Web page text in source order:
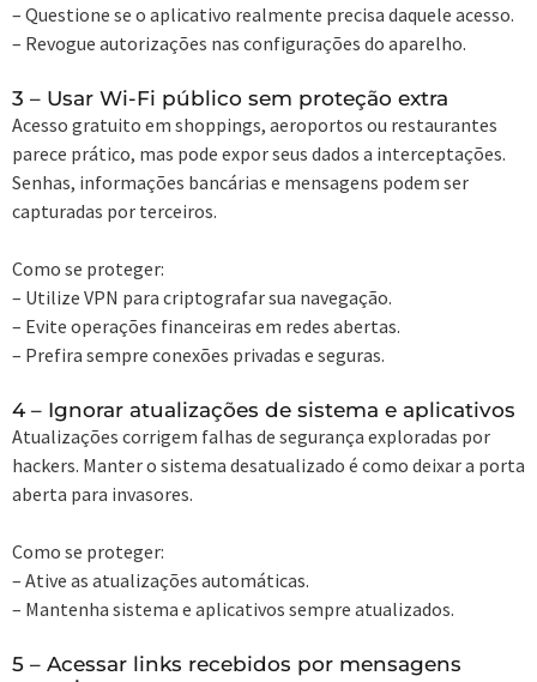
– Questione se o aplicativo realmente precisa daquele acesso.
– Revogue autorizações nas configurações do aparelho.
3 – Usar Wi-Fi público sem proteção extra
Acesso gratuito em shoppings, aeroportos ou restaurantes
parece prático, mas pode expor seus dados a interceptações.
Senhas, informações bancárias e mensagens podem ser
capturadas por terceiros.
Como se proteger:
– Utilize VPN para criptografar sua navegação.
– Evite operações financeiras em redes abertas.
– Prefira sempre conexões privadas e seguras.
4 – Ignorar atualizações de sistema e aplicativos
Atualizações corrigem falhas de segurança exploradas por
hackers. Manter o sistema desatualizado é como deixar a porta
aberta para invasores.
Como se proteger:
– Ative as atualizações automáticas.
– Mantenha sistema e aplicativos sempre atualizados.
5 – Acessar links recebidos por mensagens